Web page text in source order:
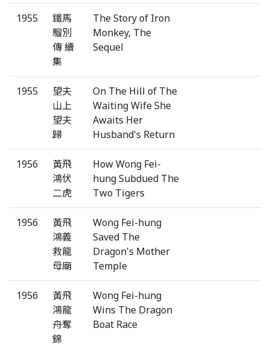
1955
鐵馬
騮別
傳 續
集
The Story of Iron
Monkey, The
Sequel
1955
望夫
山上
望夫
歸
On The Hill of The
Waiting Wife She
Awaits Her
Husband's Return
1956
黃飛
鴻伏
二虎
How Wong Fei-
hung Subdued The
Two Tigers
1956
黃飛
鴻義
救龍
母廟
Wong Fei-hung
Saved The
Dragon's Mother
Temple
1956
黃飛
鴻龍
舟奪
錦
Wong Fei-hung
Wins The Dragon
Boat Race